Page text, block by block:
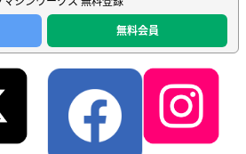
無料会員